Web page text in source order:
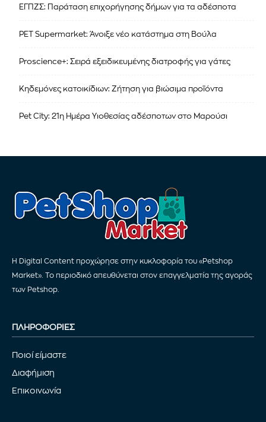
ΕΓΠΖΣ: Παράταση επιχορήγησης δήμων για τα αδέσποτα
PET Supermarket: Άνοιξε νέο κατάστημα στη Βούλα
Proscience+: Σειρά εξειδικευμένης διατροφής για γάτες
Κηδεμόνες κατοικίδιων: Ζήτηση για βιώσιμα προϊόντα
Pet City: 21η Ημέρα Υιοθεσίας αδέσποτων στο Μαρούσι
Η Digital Content προχώρησε στην κυκλοφορία του «Petshop
Market». Το περιοδικό απευθύνεται στον επαγγελματία της αγοράς
των Petshop.
ΠΛΗΡΟΦΟΡΙΕΣ
Ποιοί είμαστε
Διαφήμιση
Επικοινωνία